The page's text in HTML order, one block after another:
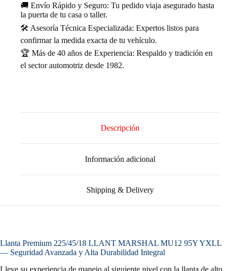
🚚 Envío Rápido y Seguro: Tu pedido viaja asegurado hasta
la puerta de tu casa o taller.
🛠️ Asesoría Técnica Especializada: Expertos listos para
confirmar la medida exacta de tu vehículo.
🏆 Más de 40 años de Experiencia: Respaldo y tradición en
el sector automotriz desde 1982.
Descripción
Información adicional
Shipping & Delivery
Llanta Premium 225/45/18 LLANT MARSHAL MU12 95Y YXLL
— Seguridad Avanzada y Alta Durabilidad Integral
Lleve su experiencia de manejo al siguiente nivel con la llanta de alto